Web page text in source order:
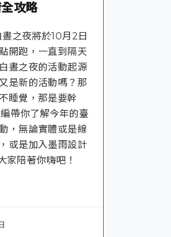
攻略
之夜將於10月2日
開跑，一直到隔天
晝之夜的活動起源
是新的活動嗎？那
睡覺，那是要幹
帶你了解今年的臺
，無論實體或是線
或是加入墨雨設計
陪著你嗨吧！